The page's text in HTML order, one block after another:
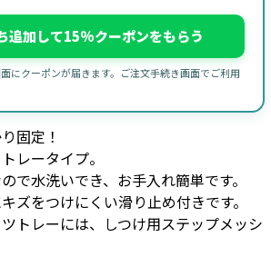
追加して15%クーポンをもらう
にクーポンが届きます。ご注文手続き画面でご利用
固定！
レータイプ。
で水洗いでき、お手入れ簡単です。
ズをつけにくい滑り止め付きです。
トレーには、しつけ用ステップメッシ